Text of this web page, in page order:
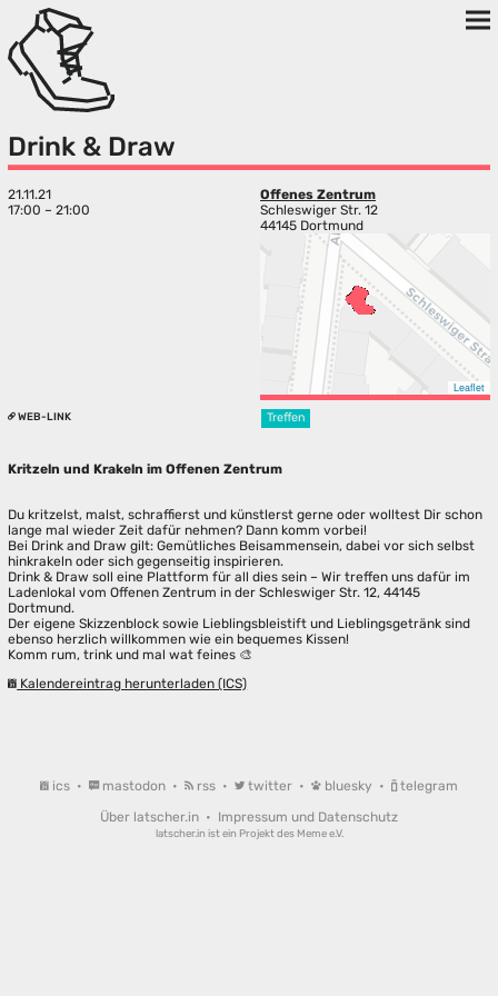
Drink & Draw
21.11.21
17:00 – 21:00
Offenes Zentrum
Schleswiger Str. 12
44145 Dortmund
Leaflet
WEB-LINK Treffen
Kritzeln und Krakeln im Offenen Zentrum
Du kritzelst, malst, schraffierst und künstlerst gerne oder wolltest Dir schon
lange mal wieder Zeit dafür nehmen? Dann komm vorbei!
Bei Drink and Draw gilt: Gemütliches Beisammensein, dabei vor sich selbst
hinkrakeln oder sich gegenseitig inspirieren.
Drink & Draw soll eine Plattform für all dies sein – Wir treffen uns dafür im
Ladenlokal vom Offenen Zentrum in der Schleswiger Str. 12, 44145
Dortmund.
Der eigene Skizzenblock sowie Lieblingsbleistift und Lieblingsgetränk sind
ebenso herzlich willkommen wie ein bequemes Kissen!
Komm rum, trink und mal wat feines 🎨
Kalendereintrag herunterladen (ICS)
ics • mastodon • rss • twitter • bluesky •
telegram
Über latscher.in • Impressum und Datenschutz
latscher.in ist ein Projekt des Meme e.V.